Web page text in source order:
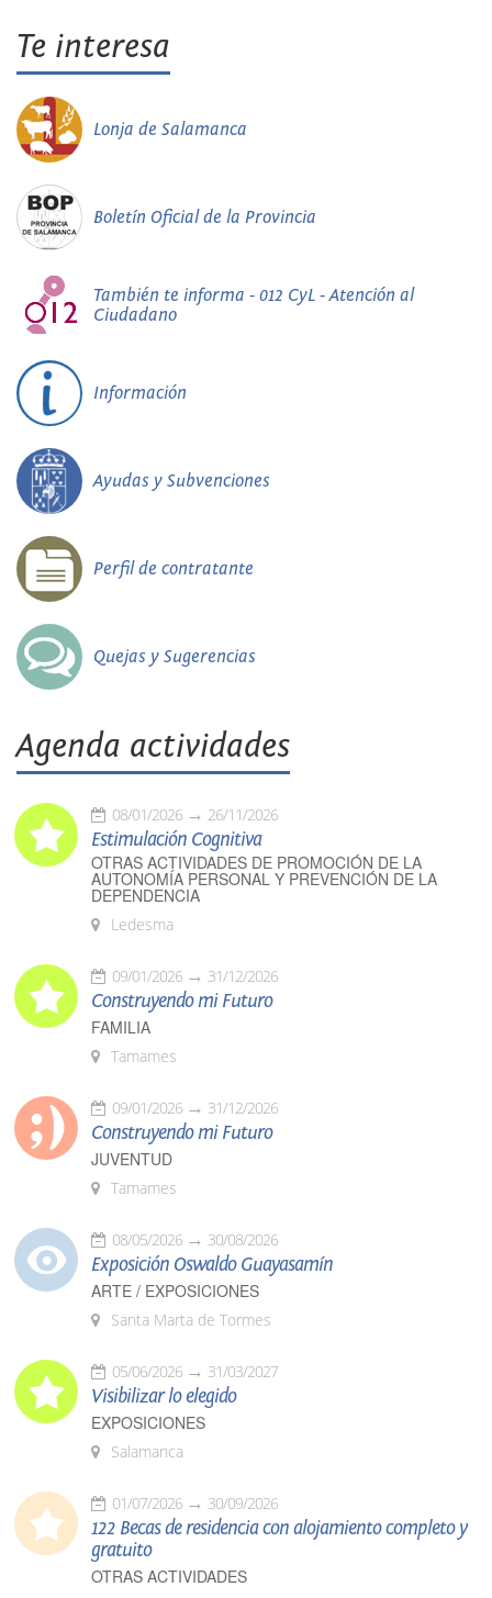
Te interesa
Lonja de Salamanca
Boletín Oficial de la Provincia
También te informa - 012 CyL - Atención al
Ciudadano
Información
Ayudas y Subvenciones
Perfil de contratante
Quejas y Sugerencias
Agenda actividades
08/01/2026 26/11/2026
Estimulación Cognitiva
OTRAS ACTIVIDADES DE PROMOCIÓN DE LA
AUTONOMÍA PERSONAL Y PREVENCIÓN DE LA
DEPENDENCIA
Ledesma
09/01/2026 31/12/2026
Construyendo mi Futuro
FAMILIA
Tamames
09/01/2026 31/12/2026
Construyendo mi Futuro
JUVENTUD
Tamames
08/05/2026 30/08/2026
Exposición Oswaldo Guayasamín
ARTE / EXPOSICIONES
Santa Marta de Tormes
05/06/2026 31/03/2027
Visibilizar lo elegido
EXPOSICIONES
Salamanca
01/07/2026 30/09/2026
122 Becas de residencia con alojamiento completo y
gratuito
OTRAS ACTIVIDADES